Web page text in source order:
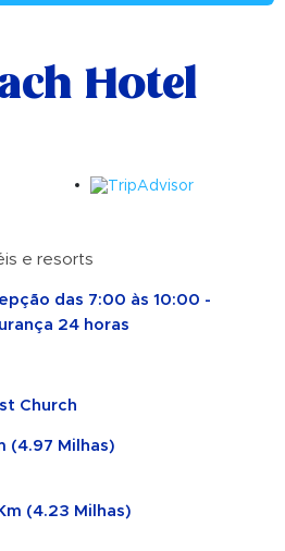
Hotel
e resorts
das 7:00 às 10:00 -
24 horas
Church
(4.97 Milhas)
(4.23 Milhas)